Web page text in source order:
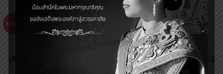
SALE
เตียงผู้ป่วยและคนชรา แบบมือ
เตียงผู้ป่วยไฟฟ้า,เตียงผู้ป่วย
เตียงคนไข้
เตียงผู้ป่วยและคนชรา ไฟฟ้า 3
ไกร์ ราวสไลค์ รุ่น SKD-C